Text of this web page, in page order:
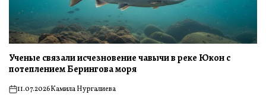
Ученые связали исчезновение чавычи в реке Юкон с
потеплением Берингова моря
on11.07.2026Камила Нургалиева